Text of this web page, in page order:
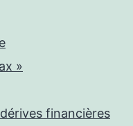
»
dérives financières